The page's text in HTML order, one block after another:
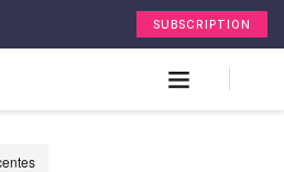
SUBSCRIPTION